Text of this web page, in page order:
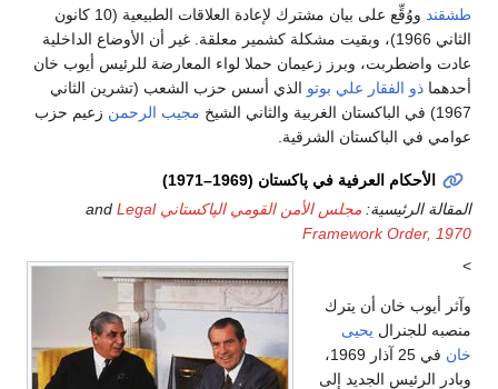
طشقند
ووُقِّع على بيان مشترك لإعادة العلاقات الطبيعية (10 كانون
الثاني 1966)، وبقيت مشكلة كشمير معلقة. غير أن الأوضاع الداخلية
عادت واضطربت، وبرز زعيمان حملا لواء المعارضة للرئيس أيوب خان
أحدهما ذو الفقار علي بوتو الذي أسس حزب الشعب (تشرين الثاني
1967) في الباكستان الغربية والثاني الشيخ
مجيب الرحمن زعيم حزب
عوامي في الباكستان الشرقية.
الأحكام العرفية في پاكستان (1969–1971)
المقالة الرئيسية: مجلس الأمن القومي الپاكستاني and
Legal
Framework Order, 1970
>
وآثر أيوب خان أن يترك
منصبه للجنرال يحيى
خان
في 25 آذار 1969،
وبادر الرئيس الجديد إلى